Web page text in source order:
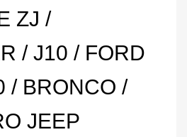
ZJ /
/ J10 / FORD
/ BRONCO /
JEEP